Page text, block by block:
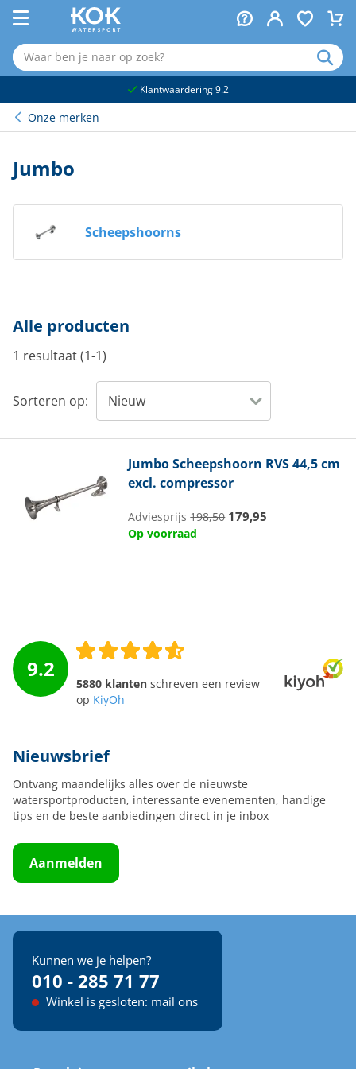
Klantwaardering 9.2
Onze merken
Jumbo
Scheepshoorns
Alle producten
1 resultaat (1-1)
Sorteren op:
JumboScheepshoorn RVS 44,5 cm
excl. compressor
Adviesprijs198,50 179,95
Op voorraad
9.2
5880 klanten schreven een review
op KiyOh
Nieuwsbrief
Ontvang maandelijks alles over de nieuwste
watersportproducten, interessante evenementen, handige
tips en de beste aanbiedingen direct in je inbox
Aanmelden
Kunnen we je helpen?
010 - 285 71 77
Winkel is gesloten: mail ons